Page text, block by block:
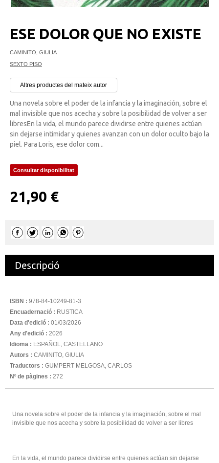
ESE DOLOR QUE NO EXISTE
CAMINITO, GIULIA
SEXTO PISO
Altres productes del mateix autor
Una novela sobre el poder de la infancia y la imaginación, sobre el
mal invisible que nos acecha y sobre la posibilidad de volver a ser
libresEn la vida, el mundo parece dividirse entre quienes actúan
sin dejarse intimidar y quienes avanzan con un dolor oculto bajo la
piel. Para Loris, ese dolor com...
Consultar disponibilitat
21,90 €
Descripció
ISBN : 978-84-10249-81-3
Encuadernació : RUSTICA
Data d'edició : 01/03/2026
Any d'edició : 2026
Idioma : ESPAÑOL, CASTELLANO
Autors : CAMINITO, GIULIA
Traductors : GUMPERT MELGOSA, CARLOS
Nº de pàgines : 272
Una novela sobre el poder de la infancia y la imaginación, sobre el mal
invisible que nos acecha y sobre la posibilidad de volver a ser libres
En la vida, el mundo parece dividirse entre quienes actúan sin dejarse